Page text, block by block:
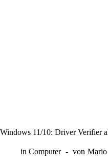
Windows 11/10: Driver Verifier
in Computer von Mario